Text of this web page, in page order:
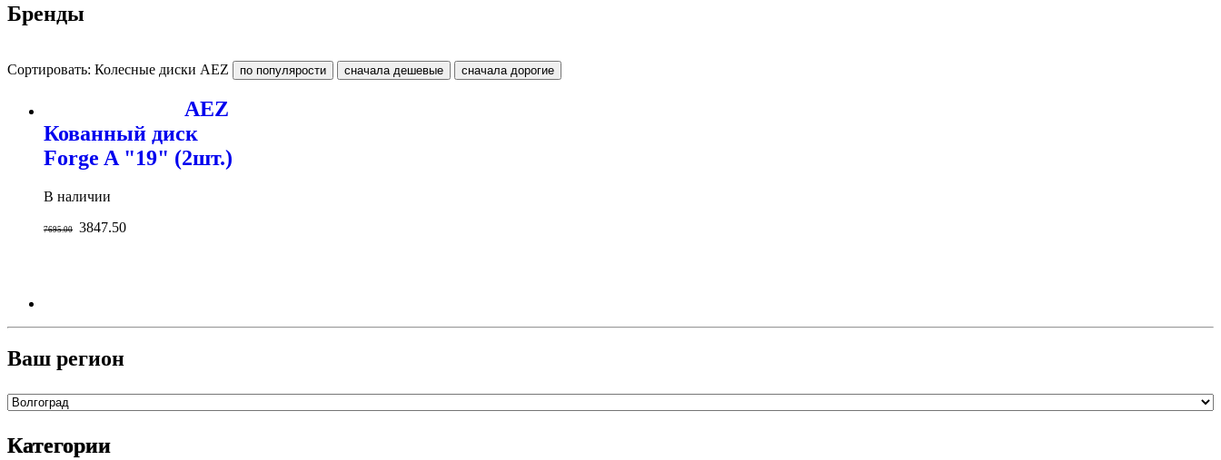
Бренды
Сортировать: Колесные диски AEZ
AEZ
Кованный диск
Forge A "19" (2шт.)
В наличии
7695.00 3847.50
Ваш регион
Категории